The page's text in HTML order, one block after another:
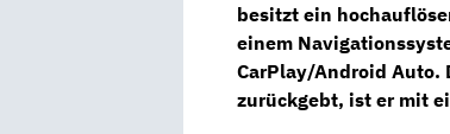
besitzt ein
einem
CarPlay/Android Auto.
zurückgebt, ist er mit